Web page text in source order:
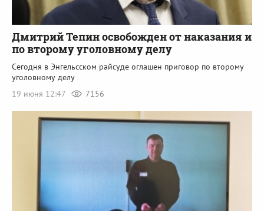
Дмитрий Тепин освобожден от наказания и
по второму уголовному делу
Сегодня в Энгельсском райсуде оглашен приговор по второму
уголовному делу
19 июня 12:47
7156